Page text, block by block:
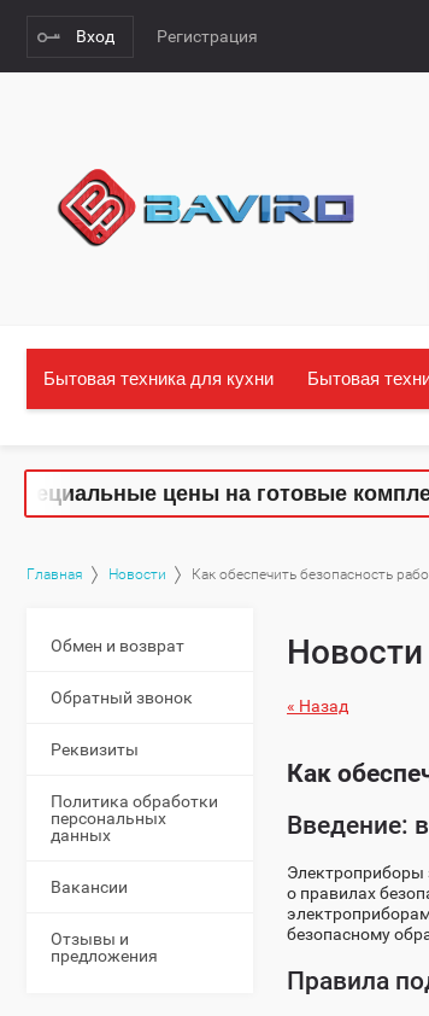
Вход Регистрация
Бытовая техника для кухни Бытовая
цены на готовые
Главная Новости Как обеспечить безопасность
Обмен и возврат
Обратный звонок
Реквизиты
Политика обработки
персональных
данных
Вакансии
Отзывы и
предложения
Новости
« Назад
Как
Введение:
Электроприборы
о правилах
безопасному
Правила